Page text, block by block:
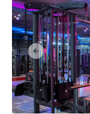
Previous slide